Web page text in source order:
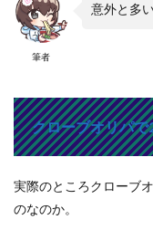
筆者
意外と多
クローブオリパ
実際のところクローブ
のなのか。